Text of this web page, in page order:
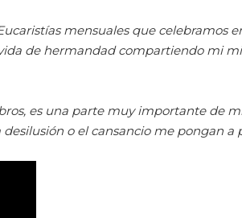
mensuales que celebramos
de hermandad compartiendo mi
es una parte muy importante de
o el cansancio me pongan a